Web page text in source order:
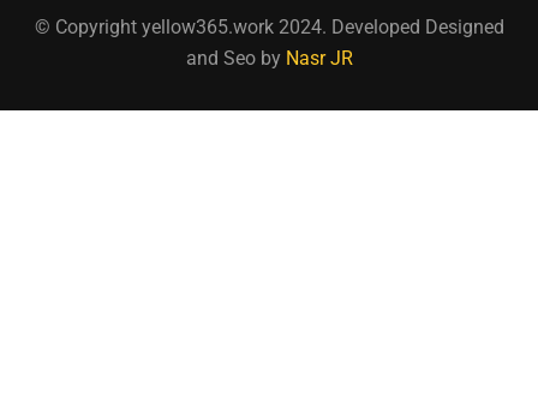
© Copyright yellow365.work 2024. Developed Designed
and Seo by Nasr JR